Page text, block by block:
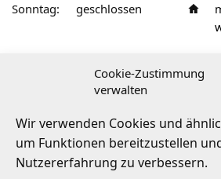
Cookie-Zustimmung
verwalten
Wir verwenden Cookies und
um Funktionen bereitzustellen
Nutzererfahrung zu verbessern.
Sonntag:
geschlossen
Barrierefreiheit·Versandarten·
Widerrufsbelehrung·Vertrag